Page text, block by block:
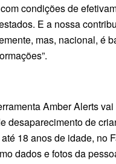
condições de
E a nossa
mas, nacional, é
Amber Alerts
desaparecimento de
18 anos de idade, no
dados e fotos da